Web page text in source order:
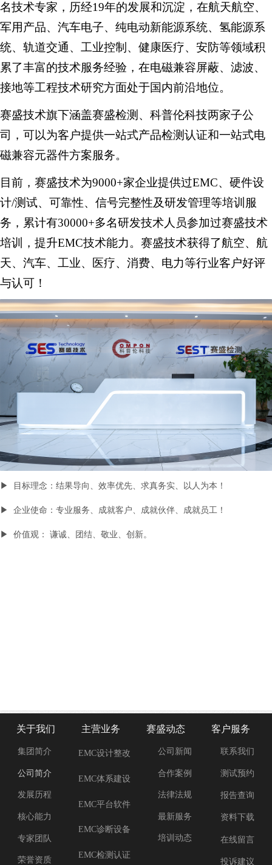
名技术专家，历经19年的发展和沉淀，在航天航空、
军用产品、汽车电子、纯电动新能源系统、氢能源系
统、轨道交通、工业控制、健康医疗、安防等领域积
累了丰富的技术服务经验，在电磁兼容屏蔽、滤波、
接地等工程技术研究方面处于国内前沿地位。
赛盛技术旗下涵盖赛盛检测、科普伦科技两家子公
司，可以为客户提供一站式产品检测认证和一站式电
磁兼容元器件方案服务。
目前，赛盛技术为9000+家企业提供过EMC、硬件设
计/测试、可靠性、信号完整性及研发管理等培训服
务，累计有30000+多名研发技术人员参加过赛盛技术
培训，提升EMC技术能力。赛盛技术获得了航空、航
天、汽车、工业、医疗、消费、电力等行业客户好评
与认可！
▶ 目标理念：结果导向、效率优先、求真务实、以人为本！
▶ 企业使命：专业服务、成就客户、成就伙伴、成就员工！
▶ 价值观： 谦诚、团结、敬业、创新。
集团简介
公司简介
发展历程
核心能力
专家团队
荣誉资质
联系我们
测试预约
报告查询
资料下载
在线留言
投诉建议
EMC设计整改
EMC体系建设
EMC平台软件
EMC诊断设备
EMC检测认证
公司新闻
合作案例
法律法规
最新服务
培训动态
关于我们 主营业务 赛盛动态 客户服务